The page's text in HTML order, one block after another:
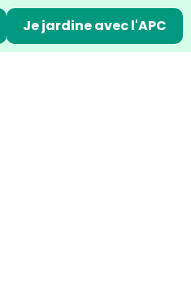
Je jardine avec l'APC